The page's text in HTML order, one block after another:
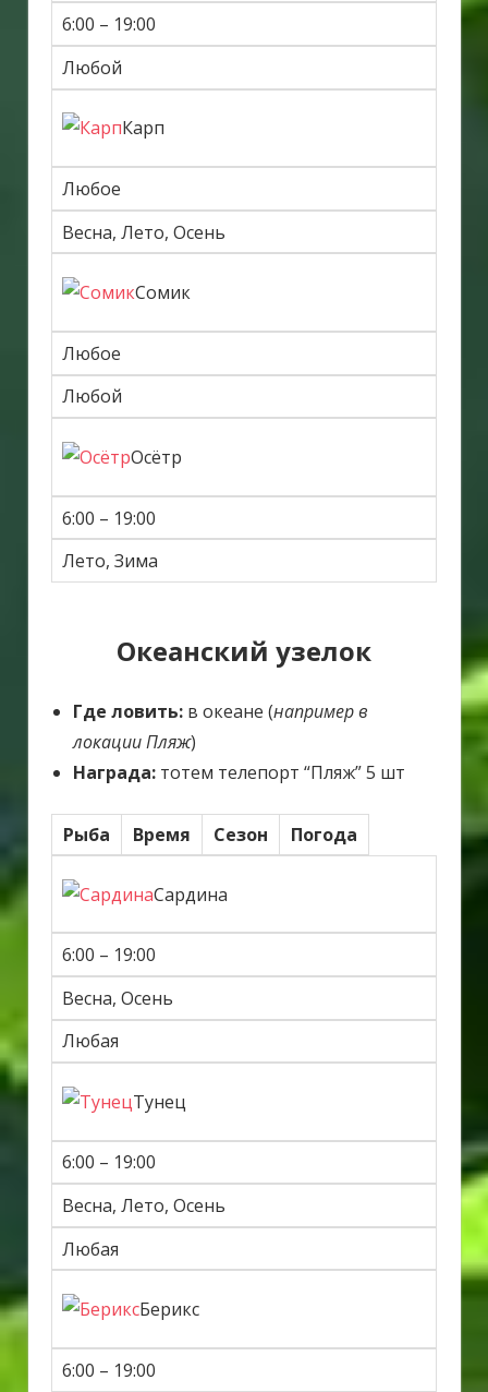
6:00 – 19:00
Любой
Карп
Любое
Весна, Лето, Осень
Сомик
Любое
Любой
Осётр
6:00 – 19:00
Лето, Зима
Океанский узелок
Где ловить:в океане (например в
локации Пляж)
Награда:тотем телепорт “Пляж” 5 шт
Рыба Время Сезон Погода
Сардина
6:00 – 19:00
Весна, Осень
Любая
Тунец
6:00 – 19:00
Весна, Лето, Осень
Любая
Берикс
6:00 – 19:00